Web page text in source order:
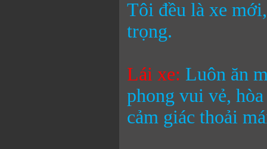
Tôi đều là xe
trọng.
Lái xe: Luôn ăn
phong vui vẻ,
cảm giác thoải